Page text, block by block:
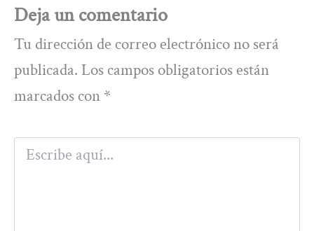
Deja un comentario
Tu dirección de correo electrónico no será
publicada. Los campos obligatorios están
marcados con *
Escribe
aquí...